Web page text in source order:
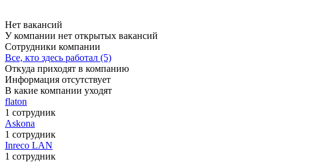
Нет вакансий
У компании нет открытых вакансий
Сотрудники компании
Все, кто здесь работал (5)
Откуда приходят в компанию
Информация отсутствует
В какие компании уходят
flaton
1 сотрудник
Askona
1 сотрудник
Inreco LAN
1 сотрудник